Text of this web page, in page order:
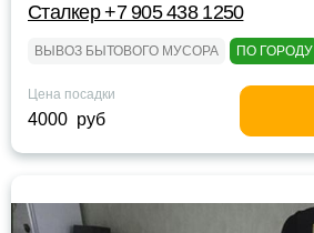
Сталкер +7 905 438 1250
ВЫВОЗ БЫТОВОГО МУСОРА ПО ГОРОДУ
Цена посадки
4000 руб